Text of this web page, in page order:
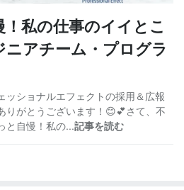
！私の仕事のイイとこ
ニアチーム・プログラ
ッショナルエフェクトの採用＆広報
りがとうございます！😊💕さて、不
と自慢！私の...記事を読む